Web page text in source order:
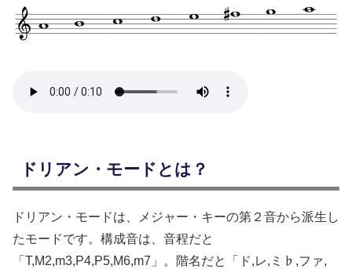
ドリアン・モードとは？
ドリアン・モードは、メジャー・キーの第２音から派生し
たモードです。構成音は、音程だと
「T,M2,m3,P4,P5,M6,m7」。階名だと「ド,レ,ミ♭,ファ,